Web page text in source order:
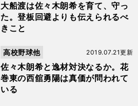
大船渡は佐々木朗希を育て、守っ
た。登板回避よりも伝えられるべ
きこと
佐々木朗希と逸材対決なるか。花
巻東の西舘勇陽は真価が問われて
いる
2019.07.21更新
高校野球他